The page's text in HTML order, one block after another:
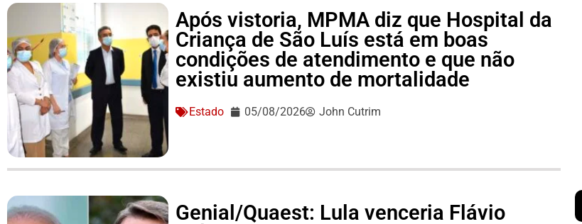
Após vistoria, MPMA diz que Hospital da
Criança de São Luís está em boas
condições de atendimento e que não
existiu aumento de mortalidade
Estado 05/08/2026 John Cutrim
Genial/Quaest: Lula venceria Flávio